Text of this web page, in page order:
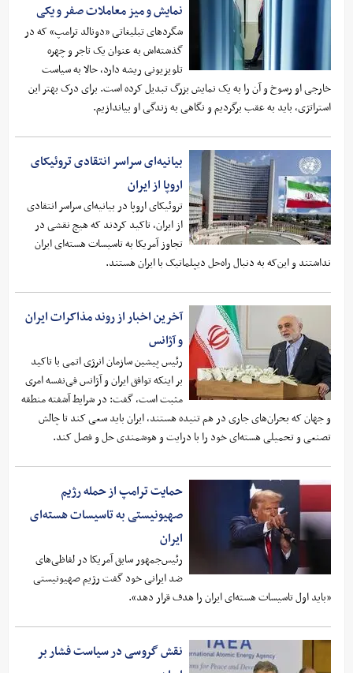
نمایش و میز معاملات صفر و یکی
شگردهای تبلیغاتی «دونالد ترامپ» که در
گذشته‌اش به عنوان یک تاجر و چهره
تلویزیونی ریشه دارد، حالا به سیاست
خارجی او رسوخ و آن را به یک نمایش بزرگ تبدیل کرده است. برای درک بهتر این
استراتژی، باید به عقب برگردیم و نگاهی به زندگی او بیاندازیم.
بیانیه‌ای سراسر انتقادی تروئیکای
اروپا از ایران
تروئیکای اروپا در بیانیه‌ای سراسر انتقادی
از ایران، تاکید کردند که هیچ نقشی در
تجاوز آمریکا به تاسیسات هسته‌ای ایران
نداشتند و این‌که به دنبال راه‌حل دیپلماتیک با ایران هستند.
آخرین اخبار از روند مذاکرات ایران
و آژانس
رئیس پیشین سازمان انرژی اتمی با تاکید
بر اینکه توافق ایران و آژانس فی‌نفسه امری
مثبت است، گفت: در شرایط آشفته منطقه
و جهان که بحران‌های جاری در هم تنیده هستند، ایران باید سعی کند تا چالش
تصنعی و تحمیلی هسته‌ای خود را با درایت و هوشمندی حل و فصل کند.
حمایت ترامپ از حمله رژیم
صهیونیستی به تاسیسات هسته‌ای
ایران
رئیس‌جمهور سابق آمریکا در لفاظی‌های
ضد ایرانی خود گفت رژیم صهیونیستی
«باید اول تاسیسات هسته‌ای ایران را هدف قرار دهد».
نقش گروسی در سیاست فشار بر